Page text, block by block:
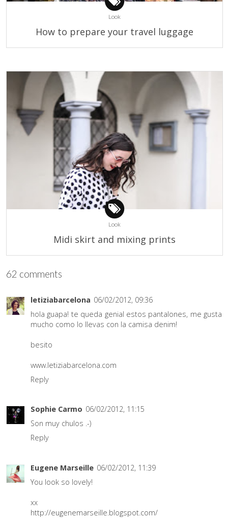
Look
How to prepare your travel luggage
Look
Midi skirt and mixing prints
62 comments
letiziabarcelona 06/02/2012, 09:36
hola guapa! te queda genial estos pantalones, me gusta
mucho como lo llevas con la camisa denim!
besito
www.letiziabarcelona.com
Reply
Sophie Carmo 06/02/2012, 11:15
Son muy chulos .-)
Reply
Eugene Marseille 06/02/2012, 11:39
You look so lovely!
xx
http://eugenemarseille.blogspot.com/